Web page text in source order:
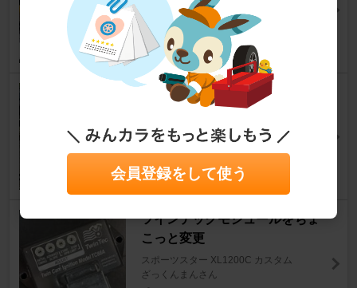
スポーツスター XL1200C カスタム
ざっくんまんさん
3
メーター移設😘その3
ざっくんまんさん
ツインテックモジュールをちょ
こっと変更
スポーツスター XL1200C カスタム
ざっくんまんさん
会員登録をして使う